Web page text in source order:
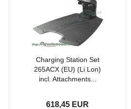
Char­ging Sta­tion Set
265ACX (EU) (Li Lon)
incl. At­tach­ments...
618,45 EUR